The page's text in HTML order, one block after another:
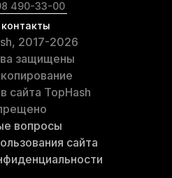
490-33-00
2017-2026
защищены
сайта TopHash
вопросы
сайта